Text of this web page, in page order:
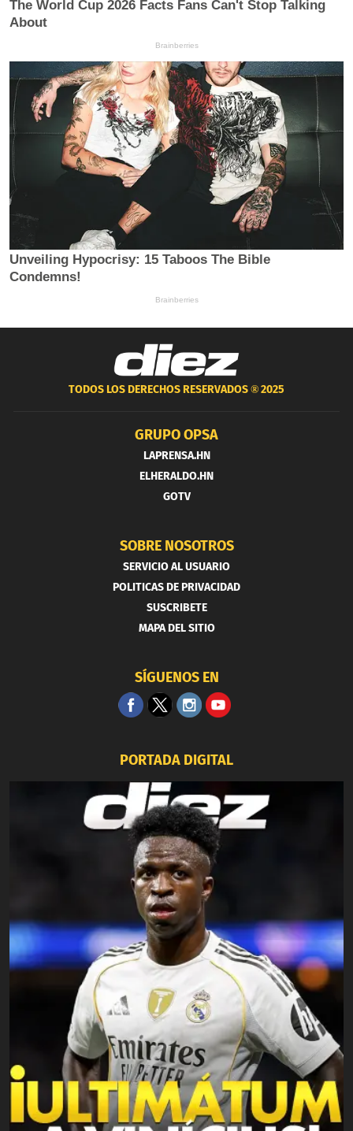
TODOS LOS DERECHOS RESERVADOS ®2025
GRUPO OPSA
LAPRENSA.HN
ELHERALDO.HN
GOTV
SOBRE NOSOTROS
SERVICIO AL USUARIO
POLITICAS DE PRIVACIDAD
SUSCRIBETE
MAPA DEL SITIO
SÍGUENOS EN
PORTADA DIGITAL